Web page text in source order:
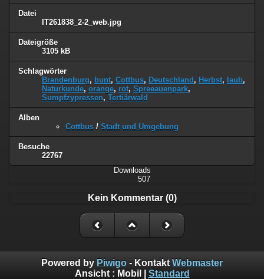
Datei
IT261838_2-2_web.jpg
Dateigröße
3105 kB
Schlagwörter
Brandenburg, bunt, Cottbus, Deutschland , Herbst, laub,
Naturkunde, orange, rot, Spreeauenpark,
Sumpfzypressen, Tertiärwald
Alben
Cottbus / Stadt und Umgebung
Besuche
22767
Downloads
507
Kein Kommentar (0)
Powered by Piwigo - Kontakt Webmaster
Ansicht : Mobil Standard